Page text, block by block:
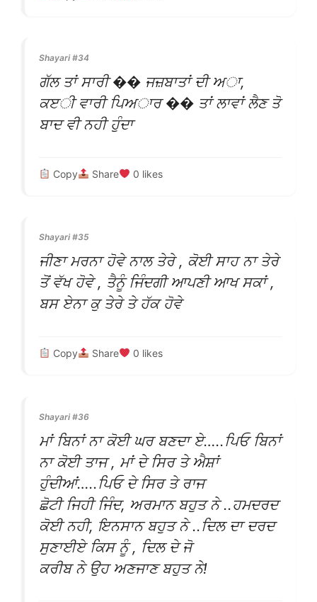
Shayari #34
ਗੱਲ ਤਾਂ ਸਾਰੀ �� ਜਜ਼ਬਾਤਾਂ ਦੀ ਅਾ,
ਕੲੀ ਵਾਰੀ ਪਿਅਾਰ �� ਤਾਂ ਲਾਵਾਂ ਲੈਣ ਤੋ
ਬਾਦ ਵੀ ਨਹੀ ਹੁੰਦਾ
Copy Share 0 likes
Shayari #35
ਜੀਣਾ ਮਰਨਾ ਹੋਵੇ ਨਾਲ ਤੇਰੇ , ਕੋਈ ਸਾਹ ਨਾ ਤੇਰੇ
ਤੋਂ ਵੱਖ ਹੋਵੇ , ਤੈਨੂੰ ਜਿੰਦਗੀ ਆਪਣੀ ਆਖ ਸਕਾਂ ,
ਬਸ ਏਨਾ ਕੁ ਤੇਰੇ ਤੇ ਹੱਕ ਹੋਵੇ
Copy Share 0 likes
Shayari #36
ਮਾਂ ਬਿਨਾਂ ਨਾ ਕੋਈ ਘਰ ਬਣਦਾ ਏ…..ਪਿਓ ਬਿਨਾਂ
ਨਾ ਕੋਈ ਤਾਜ , ਮਾਂ ਦੇ ਸਿਰ ਤੇ ਐਸ਼ਾਂ
ਹੁੰਦੀਆਂ…..ਪਿਓ ਦੇ ਸਿਰ ਤੇ ਰਾਜ
ਛੋਟੀ ਜਿਹੀ ਜਿੰਦ, ਅਰਮਾਨ ਬਹੁਤ ਨੇ ..ਹਮਦਰਦ
ਕੋਈ ਨਹੀ, ਇਨਸਾਨ ਬਹੁਤ ਨੇ ..ਦਿਲ ਦਾ ਦਰਦ
ਸੁਣਾਈਏ ਕਿਸ ਨੂੰ , ਦਿਲ ਦੇ ਜੋ
ਕਰੀਬ ਨੇ ਉਹ ਅਣਜਾਣ ਬਹੁਤ ਨੇ!